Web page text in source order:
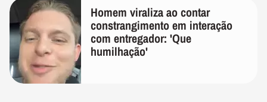
Homem viraliza ao contar
constrangimento em interação
com entregador: 'Que
humilhação'